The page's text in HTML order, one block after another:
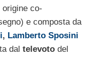
origine co-
e composta da
, Lamberto Sposini
dal televoto del